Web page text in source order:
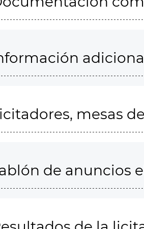
mesas
de anuncios